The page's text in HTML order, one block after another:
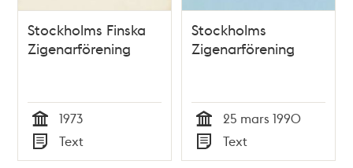
Stockholms Finska
Zigenarförening
Tid
1973
Typ
Text
Stockholms
Zigenarförening
Tid
25 mars 1990
Typ
Text